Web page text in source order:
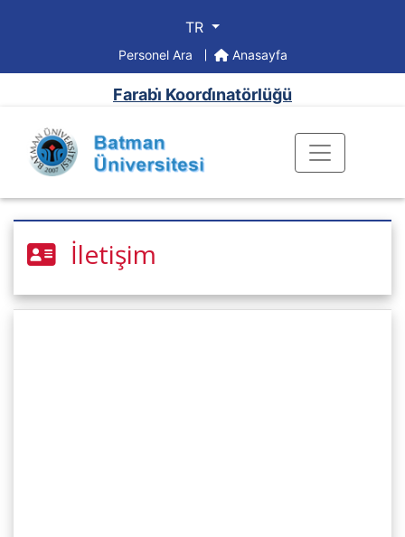
TR
Personel Ara Anasayfa
Farabi̇ Koordi̇natörlüğü
İletişim